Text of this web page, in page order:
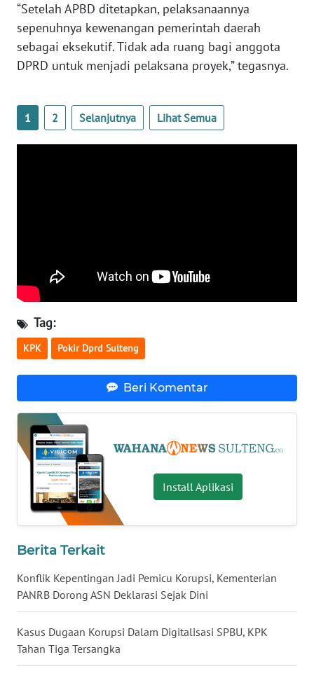
“Setelah APBD ditetapkan, pelaksanaannya
sepenuhnya kewenangan pemerintah daerah
sebagai eksekutif. Tidak ada ruang bagi anggota
DPRD untuk menjadi pelaksana proyek,” tegasnya.
1 2 Selanjutnya Lihat Semua
Tag:
KPK Pokir Dprd Sulteng
Beri Komentar
Install Aplikasi
Berita Terkait
Konflik Kepentingan Jadi Pemicu Korupsi, Kementerian
PANRB Dorong ASN Deklarasi Sejak Dini
Kasus Dugaan Korupsi Dalam Digitalisasi SPBU, KPK
Tahan Tiga Tersangka
WN
SULBAR
BABEL
WN
JATENG
WN
NUSANTARA
WN
JOGJA
WN
JATIM
WN